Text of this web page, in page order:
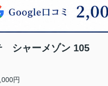
シャーメゾン 105
円